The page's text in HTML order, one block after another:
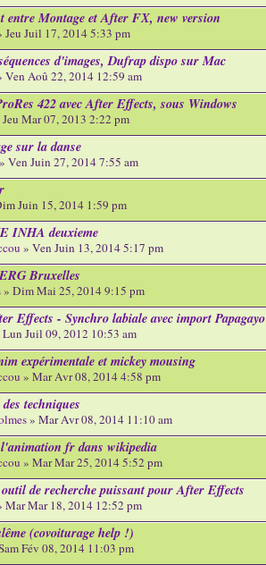
entre Montage et After FX, new version
Jeu Juil 17, 2014 5:33 pm
d'images, Dufrap dispo sur Mac
Ven Aoû 22, 2014 12:59 am
422 avec After Effects, sous Windows
Mar 07, 2013 2:22 pm
sur la danse
» Ven Juin 27, 2014 7:55 am
Juin 15, 2014 1:59 pm
INHA deuxieme
» Ven Juin 13, 2014 5:17 pm
Bruxelles
» Dim Mai 25, 2014 9:15 pm
Effects - Synchro labiale avec import Papagayo
Juil 09, 2012 10:53 am
expérimentale et mickey mousing
» Mar Avr 08, 2014 4:58 pm
techniques
» Mar Avr 08, 2014 11:10 am
fr dans wikipedia
» Mar Mar 25, 2014 5:52 pm
de recherche puissant pour After Effects
Mar Mar 18, 2014 12:52 pm
(covoiturage help !)
Fév 08, 2014 11:03 pm